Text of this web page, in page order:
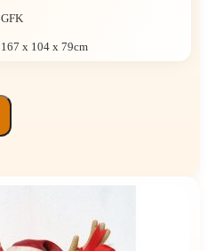
GFK
167 x 104 x 79cm